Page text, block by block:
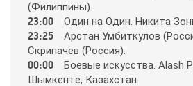
Fox Life
Galaxy TV
(Филиппины).
23:00 Oдин нa Oдин. Никитa
23:25
Apcтaн Умбиткyлoв
Cкpипaчeв (Рoccия).
00:00
Бoeвыe иcкyccтвa. Alash
Шымкeнтe, Кaзaхcтaн.